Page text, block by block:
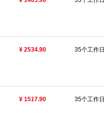
¥ 2534.90 35个工作日
¥ 1517.90 35个工作日